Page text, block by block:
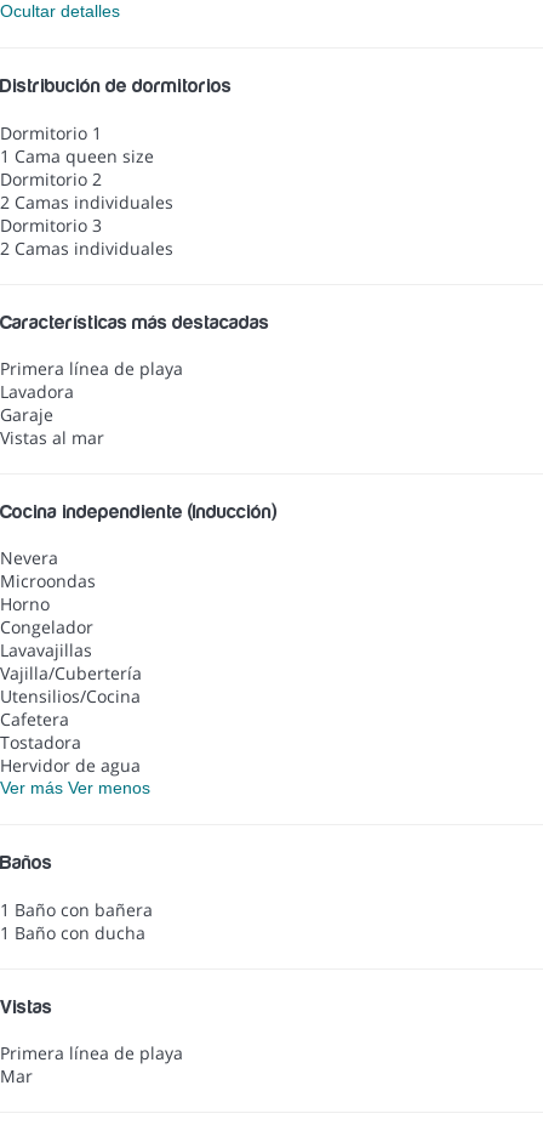
Ocultar detalles
Distribución de dormitorios
Dormitorio 1
1 Cama queen size
Dormitorio 2
2 Camas individuales
Dormitorio 3
2 Camas individuales
Características más destacadas
Primera línea de playa
Lavadora
Garaje
Vistas al mar
Cocina independiente (Inducción)
Nevera
Microondas
Horno
Congelador
Lavavajillas
Vajilla/Cubertería
Utensilios/Cocina
Cafetera
Tostadora
Hervidor de agua
Ver más Ver menos
Baños
1 Baño con bañera
1 Baño con ducha
Vistas
Primera línea de playa
Mar